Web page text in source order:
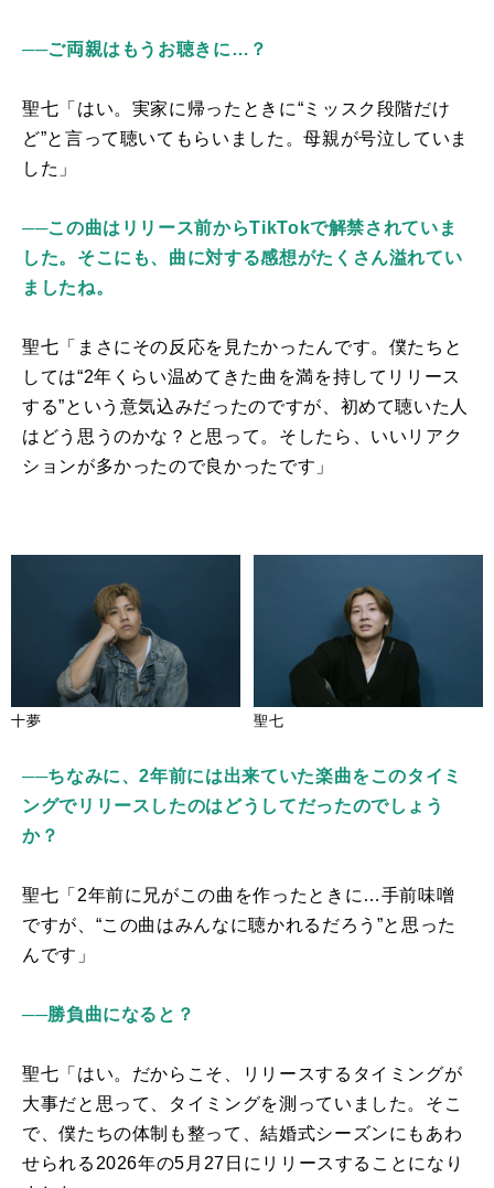
──ご両親はもうお聴きに…？
聖七「はい。実家に帰ったときに“ミッスク段階だけ
ど”と言って聴いてもらいました。母親が号泣していま
した」
──この曲はリリース前からTikTokで解禁されていま
した。そこにも、曲に対する感想がたくさん溢れてい
ましたね。
聖七「まさにその反応を見たかったんです。僕たちと
しては“2年くらい温めてきた曲を満を持してリリース
する”という意気込みだったのですが、初めて聴いた人
はどう思うのかな？と思って。そしたら、いいリアク
ションが多かったので良かったです」
十夢 聖七
──ちなみに、2年前には出来ていた楽曲をこのタイミ
ングでリリースしたのはどうしてだったのでしょう
か？
聖七「2年前に兄がこの曲を作ったときに…手前味噌
ですが、“この曲はみんなに聴かれるだろう”と思った
んです」
──勝負曲になると？
聖七「はい。だからこそ、リリースするタイミングが
大事だと思って、タイミングを測っていました。そこ
で、僕たちの体制も整って、結婚式シーズンにもあわ
せられる 2026年の5 月 27 日にリリースすることになり